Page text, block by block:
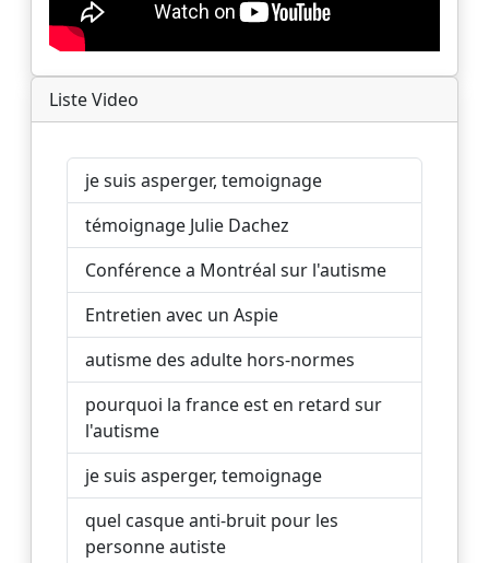
Liste Video
je suis asperger, temoignage
témoignage Julie Dachez
Conférence a Montréal sur l'autisme
Entretien avec un Aspie
autisme des adulte hors-normes
pourquoi la france est en retard sur
l'autisme
je suis asperger, temoignage
quel casque anti-bruit pour les
personne autiste